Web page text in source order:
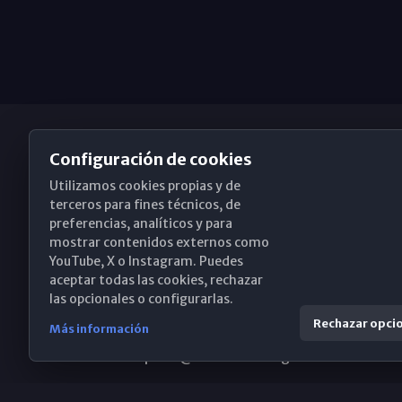
Obispado de Málaga
Santa María, 18-20. 29015 Málaga
(+34) 952 224 386
Configuración de cookies
Utilizamos cookies propias y de
terceros para fines técnicos, de
preferencias, analíticos y para
mostrar contenidos externos como
YouTube, X o Instagram. Puedes
aceptar todas las cookies, rechazar
las opcionales o configurarlas.
Más información Rechazar